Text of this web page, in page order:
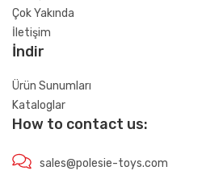
Çok Yakında
İletişim
İndir
Ürün Sunumları
Kataloglar
How to contact us:
sales@polesie-toys.com